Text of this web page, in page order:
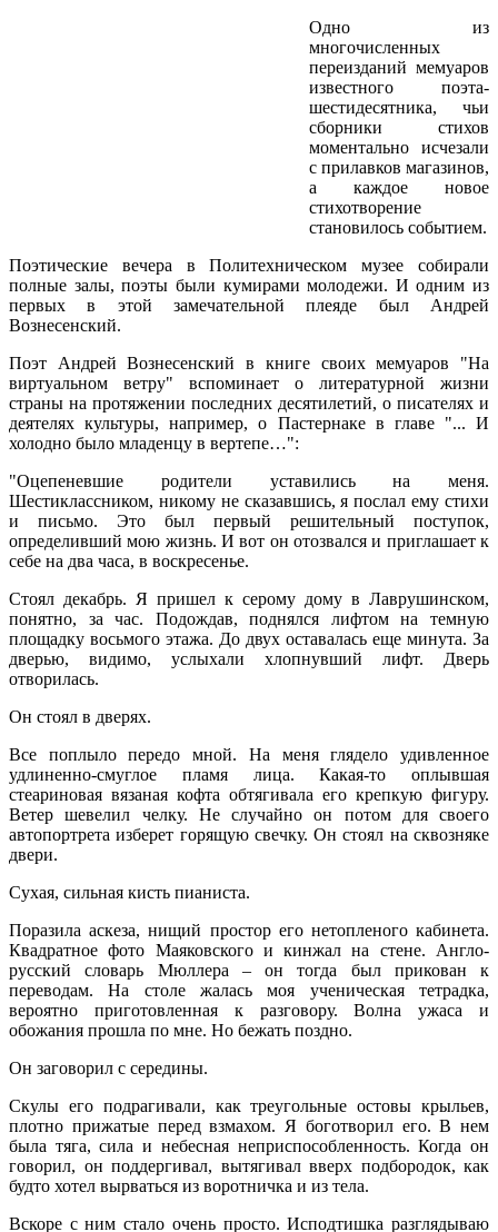
Одно из
многочисленных
переизданий мемуаров
известного поэта-
шестидесятника, чьи
сборники стихов
моментально исчезали
с прилавков магазинов,
а каждое новое
стихотворение
становилось событием.
Поэтические вечера в Политехническом музее собирали
полные залы, поэты были кумирами молодежи. И одним из
первых в этой замечательной плеяде был Андрей
Вознесенский.
Поэт Андрей Вознесенский в книге своих мемуаров "На
виртуальном ветру" вспоминает о литературной жизни
страны на протяжении последних десятилетий, о писателях и
деятелях культуры, например, о Пастернаке в главе "... И
холодно было младенцу в вертепе…":
"Оцепеневшие родители уставились на меня.
Шестиклассником, никому не сказавшись, я послал ему стихи
и письмо. Это был первый решительный поступок,
определивший мою жизнь. И вот он отозвался и приглашает к
себе на два часа, в воскресенье.
Стоял декабрь. Я пришел к серому дому в Лаврушинском,
понятно, за час. Подождав, поднялся лифтом на темную
площадку восьмого этажа. До двух оставалась еще минута. За
дверью, видимо, услыхали хлопнувший лифт. Дверь
отворилась.
Он стоял в дверях.
Все поплыло передо мной. На меня глядело удивленное
удлиненно-смуглое пламя лица. Какая-то оплывшая
стеариновая вязаная кофта обтягивала его крепкую фигуру.
Ветер шевелил челку. Не случайно он потом для своего
автопортрета изберет горящую свечку. Он стоял на сквозняке
двери.
Сухая, сильная кисть пианиста.
Поразила аскеза, нищий простор его нетопленого кабинета.
Квадратное фото Маяковского и кинжал на стене. Англо-
русский словарь Мюллера – он тогда был прикован к
переводам. На столе жалась моя ученическая тетрадка,
вероятно приготовленная к разговору. Волна ужаса и
обожания прошла по мне. Но бежать поздно.
Он заговорил с середины.
Скулы его подрагивали, как треугольные остовы крыльев,
плотно прижатые перед взмахом. Я боготворил его. В нем
была тяга, сила и небесная неприспособленность. Когда он
говорил, он поддергивал, вытягивал вверх подбородок, как
будто хотел вырваться из воротничка и из тела.
Вскоре с ним стало очень просто. Исподтишка разглядываю